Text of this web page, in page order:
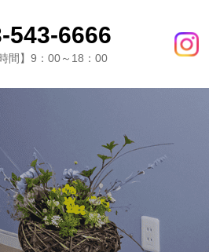
543-6666
間】9：00～18：00